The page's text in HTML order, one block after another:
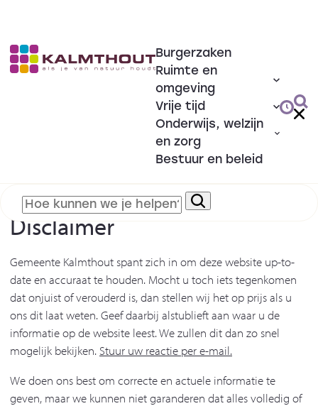
Burgerzaken
Ruimte en
omgeving
Vrije tijd
Onderwijs, welzijn
en zorg
Bestuur en beleid
Disclaimer
Gemeente Kalmthout spant zich in om deze website up-to-
date en accuraat te houden. Mocht u toch iets tegenkomen
dat onjuist of verouderd is, dan stellen wij het op prijs als u
ons dit laat weten. Geef daarbij alstublieft aan waar u de
informatie op de website leest. We zullen dit dan zo snel
mogelijk bekijken. Stuur uw reactie per e-mail.
We doen ons best om correcte en actuele informatie te
geven, maar we kunnen niet garanderen dat alles volledig of